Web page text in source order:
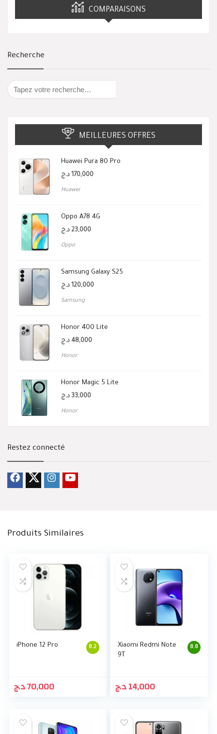
COMPARAISONS
Recherche
MEILLEURES OFFRES
Huawei Pura 80 Pro
170,000 د.ج
Huawei
Oppo A78 4G
23,000 د.ج
Oppo
Samsung Galaxy S25
120,000 د.ج
Samsung
Honor 400 Lite
48,000 د.ج
Honor
Honor Magic 5 Lite
33,000 د.ج
Honor
Restez connecté
Produits Similaires
8.2
iPhone 12 Pro
70,000د.ج
8.8
Xiaomi Redmi Note
9T
14,000د.ج